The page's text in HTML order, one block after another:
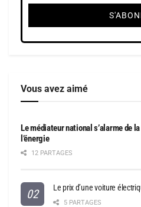
Vous avez aimé
Le médiateur national s’alarme de
l’énergie
12 PARTAGES
Le prix d’une voiture
5 PARTAGES